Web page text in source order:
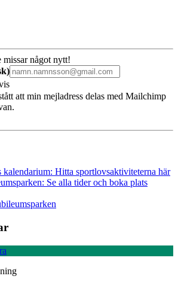
missar något nytt!
att min mejladress delas med Mailchimp
kalendarium: Hitta sportlovsaktiviteterna här
Se alla tider och boka plats